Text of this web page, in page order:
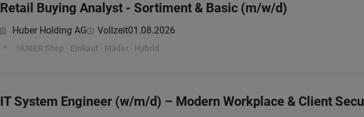
Retail Buying Analyst - Sortiment & Basic (m/w/d)
Huber Holding AG Vollzeit01.08.2026
HUBER Shop · Einkauf · Mäder · Hybrid
IT System Engineer (w/m/d) – Modern Workplace & Client